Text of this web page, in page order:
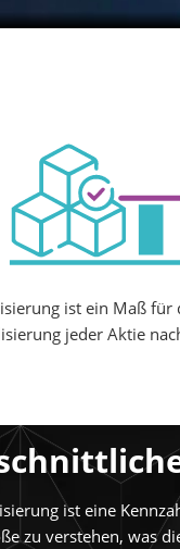
ist ein Maß
jeder Aktie
ist eine
zu verstehen, was